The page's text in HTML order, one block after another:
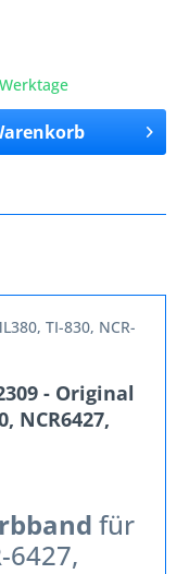
TI-830, NCR-
- Original
NCR6427,
für
6427,